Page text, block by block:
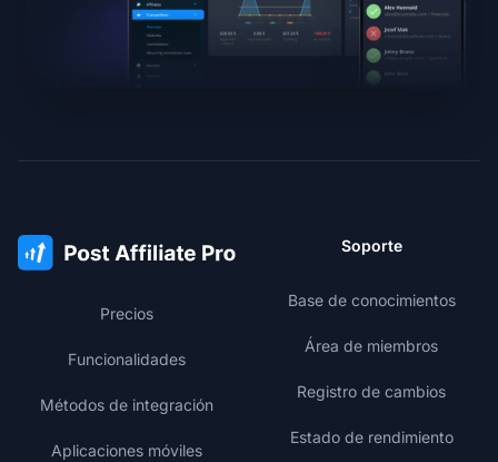
Precios
Funcionalidades
Métodos de integración
Aplicaciones móviles
Soporte
Base de conocimientos
Área de miembros
Registro de cambios
Estado de rendimiento